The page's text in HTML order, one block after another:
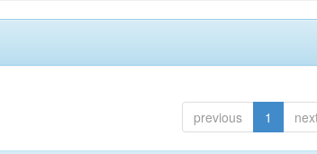
previous 1